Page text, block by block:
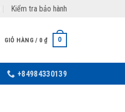
Kiểm tra bảo hành
GIỎ HÀNG / 0₫ 0
+84984330139